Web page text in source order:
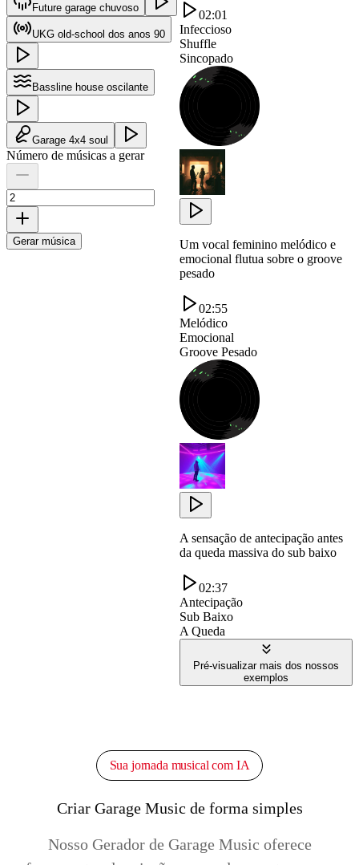
Future garage chuvoso
UKG old-school dos anos 90
Bassline house oscilante
Garage 4x4 soul
Número de músicas a gerar
Gerar música
02:01
Infeccioso
Shuffle
Sincopado
Um vocal feminino melódico e
emocional flutua sobre o groove
pesado
02:55
Melódico
Emocional
Groove Pesado
A sensação de antecipação antes
da queda massiva do sub baixo
02:37
Antecipação
Sub Baixo
A Queda
Pré-visualizar mais dos nossos
exemplos
Sua jornada musical com IA
Criar Garage Music de forma simples
Nosso Gerador de Garage Music oferece